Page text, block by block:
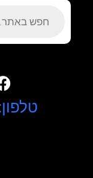
טלפון:077-